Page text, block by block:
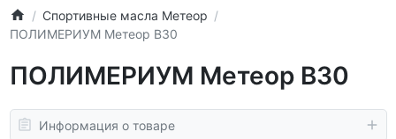
Спортивные масла Метеор
ПОЛИМЕРИУМ Метеор В30
ПОЛИМЕРИУМ Метеор В30
Информация о товаре